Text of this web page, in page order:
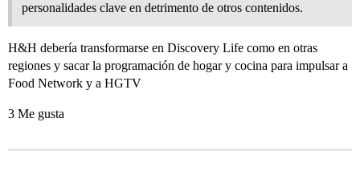
personalidades clave en detrimento de otros contenidos.
H&H debería transformarse en Discovery Life como en otras
regiones y sacar la programación de hogar y cocina para impulsar a
Food Network y a HGTV
3 Me gusta